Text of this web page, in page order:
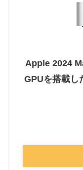
Apple 2024
GPUを搭載し